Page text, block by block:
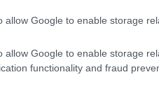
allow Google to enable storage
allow Google to enable storage
functionality and fraud
Las Vegas-i showman, majd
aki végül egy
láncdohányos és nagyivó.
első két részében, Castorf
lássa a